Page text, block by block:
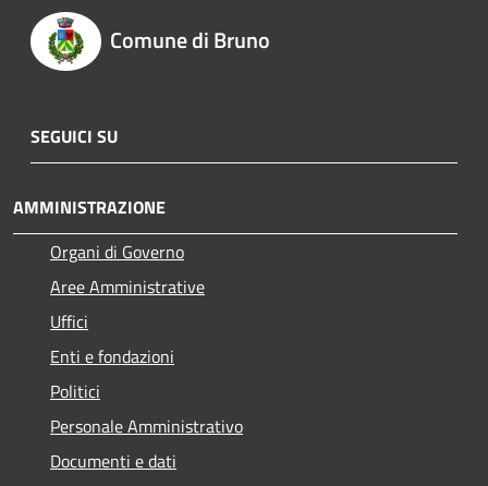
Comune di Bruno
SEGUICI SU
AMMINISTRAZIONE
Organi di Governo
Aree Amministrative
Uffici
Enti e fondazioni
Politici
Personale Amministrativo
Documenti e dati